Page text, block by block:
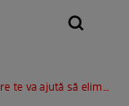
din perne și saltea. Ai nevoie de câteva ingrediente ieftine